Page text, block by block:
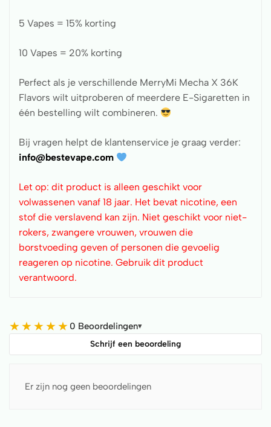
5 Vapes = 15% korting
10 Vapes = 20% korting
Perfect als je verschillende MerryMi Mecha X 36K
Flavors wilt uitproberen of meerdere E-Sigaretten in
één bestelling wilt combineren.
Bij vragen helpt de klantenservice je graag verder:
info@bestevape.com
Let op: dit product is alleen geschikt voor
volwassenen vanaf 18 jaar. Het bevat nicotine, een
stof die verslavend kan zijn. Niet geschikt voor niet-
rokers, zwangere vrouwen, vrouwen die
borstvoeding geven of personen die gevoelig
reageren op nicotine. Gebruik dit product
verantwoord.
★★★★★ 0 Beoordelingen▾
Schrijf een beoordeling
Er zijn nog geen beoordelingen